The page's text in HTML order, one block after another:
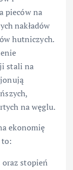
pieców na
nakładów
hutniczych.
stali na
na węglu.
ekonomię
stopień